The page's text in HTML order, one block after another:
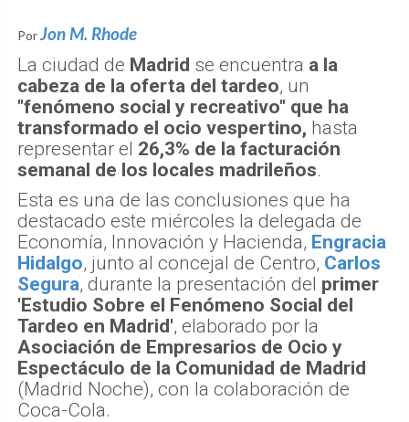
PorJon M. Rhode
La ciudad de Madrid se encuentra a la
cabeza de la oferta del tardeo, un
"fenómeno social y recreativo" que ha
transformado el ocio vespertino, hasta
representar el 26,3% de la facturación
semanal de los locales madrileños.
Esta es una de las conclusiones que ha
destacado este miércoles la delegada de
Economía, Innovación y Hacienda, Engracia
Hidalgo, junto al concejal de Centro, Carlos
Segura, durante la presentación del primer
'Estudio Sobre el Fenómeno Social del
Tardeo en Madrid', elaborado por la
Asociación de Empresarios de Ocio y
Espectáculo de la Comunidad de Madrid
(Madrid Noche), con la colaboración de
Coca-Cola.